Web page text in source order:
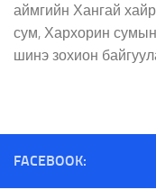
аймгийн Хангай
сум, Хархорин
шинэ зохион
FACEBOOK: